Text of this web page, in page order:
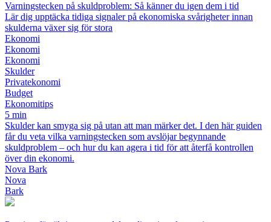
Varningstecken på skuldproblem: Så känner du igen dem i tid
Lär dig upptäcka tidiga signaler på ekonomiska svårigheter innan
skulderna växer sig för stora
Ekonomi
Ekonomi
Ekonomi
Skulder
Privatekonomi
Budget
Ekonomitips
5 min
Skulder kan smyga sig på utan att man märker det. I den här guiden
får du veta vilka varningstecken som avslöjar begynnande
skuldproblem – och hur du kan agera i tid för att återfå kontrollen
över din ekonomi.
Nova Bark
Nova
Bark